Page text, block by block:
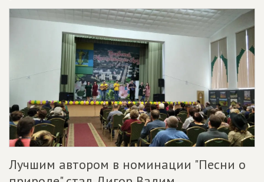
Лучшим автором в номинации "Песни о